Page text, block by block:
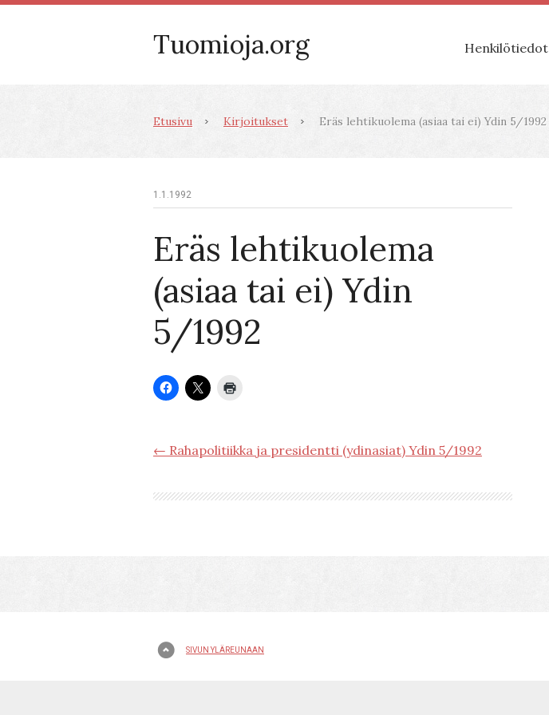
Tuomioja.org Henkilötiedot
Etusivu Kirjoitukset Eräs lehtikuolema (asiaa tai ei) Ydin 5/1992
1.1.1992
Eräs lehtikuolema
(asiaa tai ei) Ydin
5/1992
← Rahapolitiikka ja presidentti (ydinasiat) Ydin 5/1992
SIVUN YLÄREUNAAN